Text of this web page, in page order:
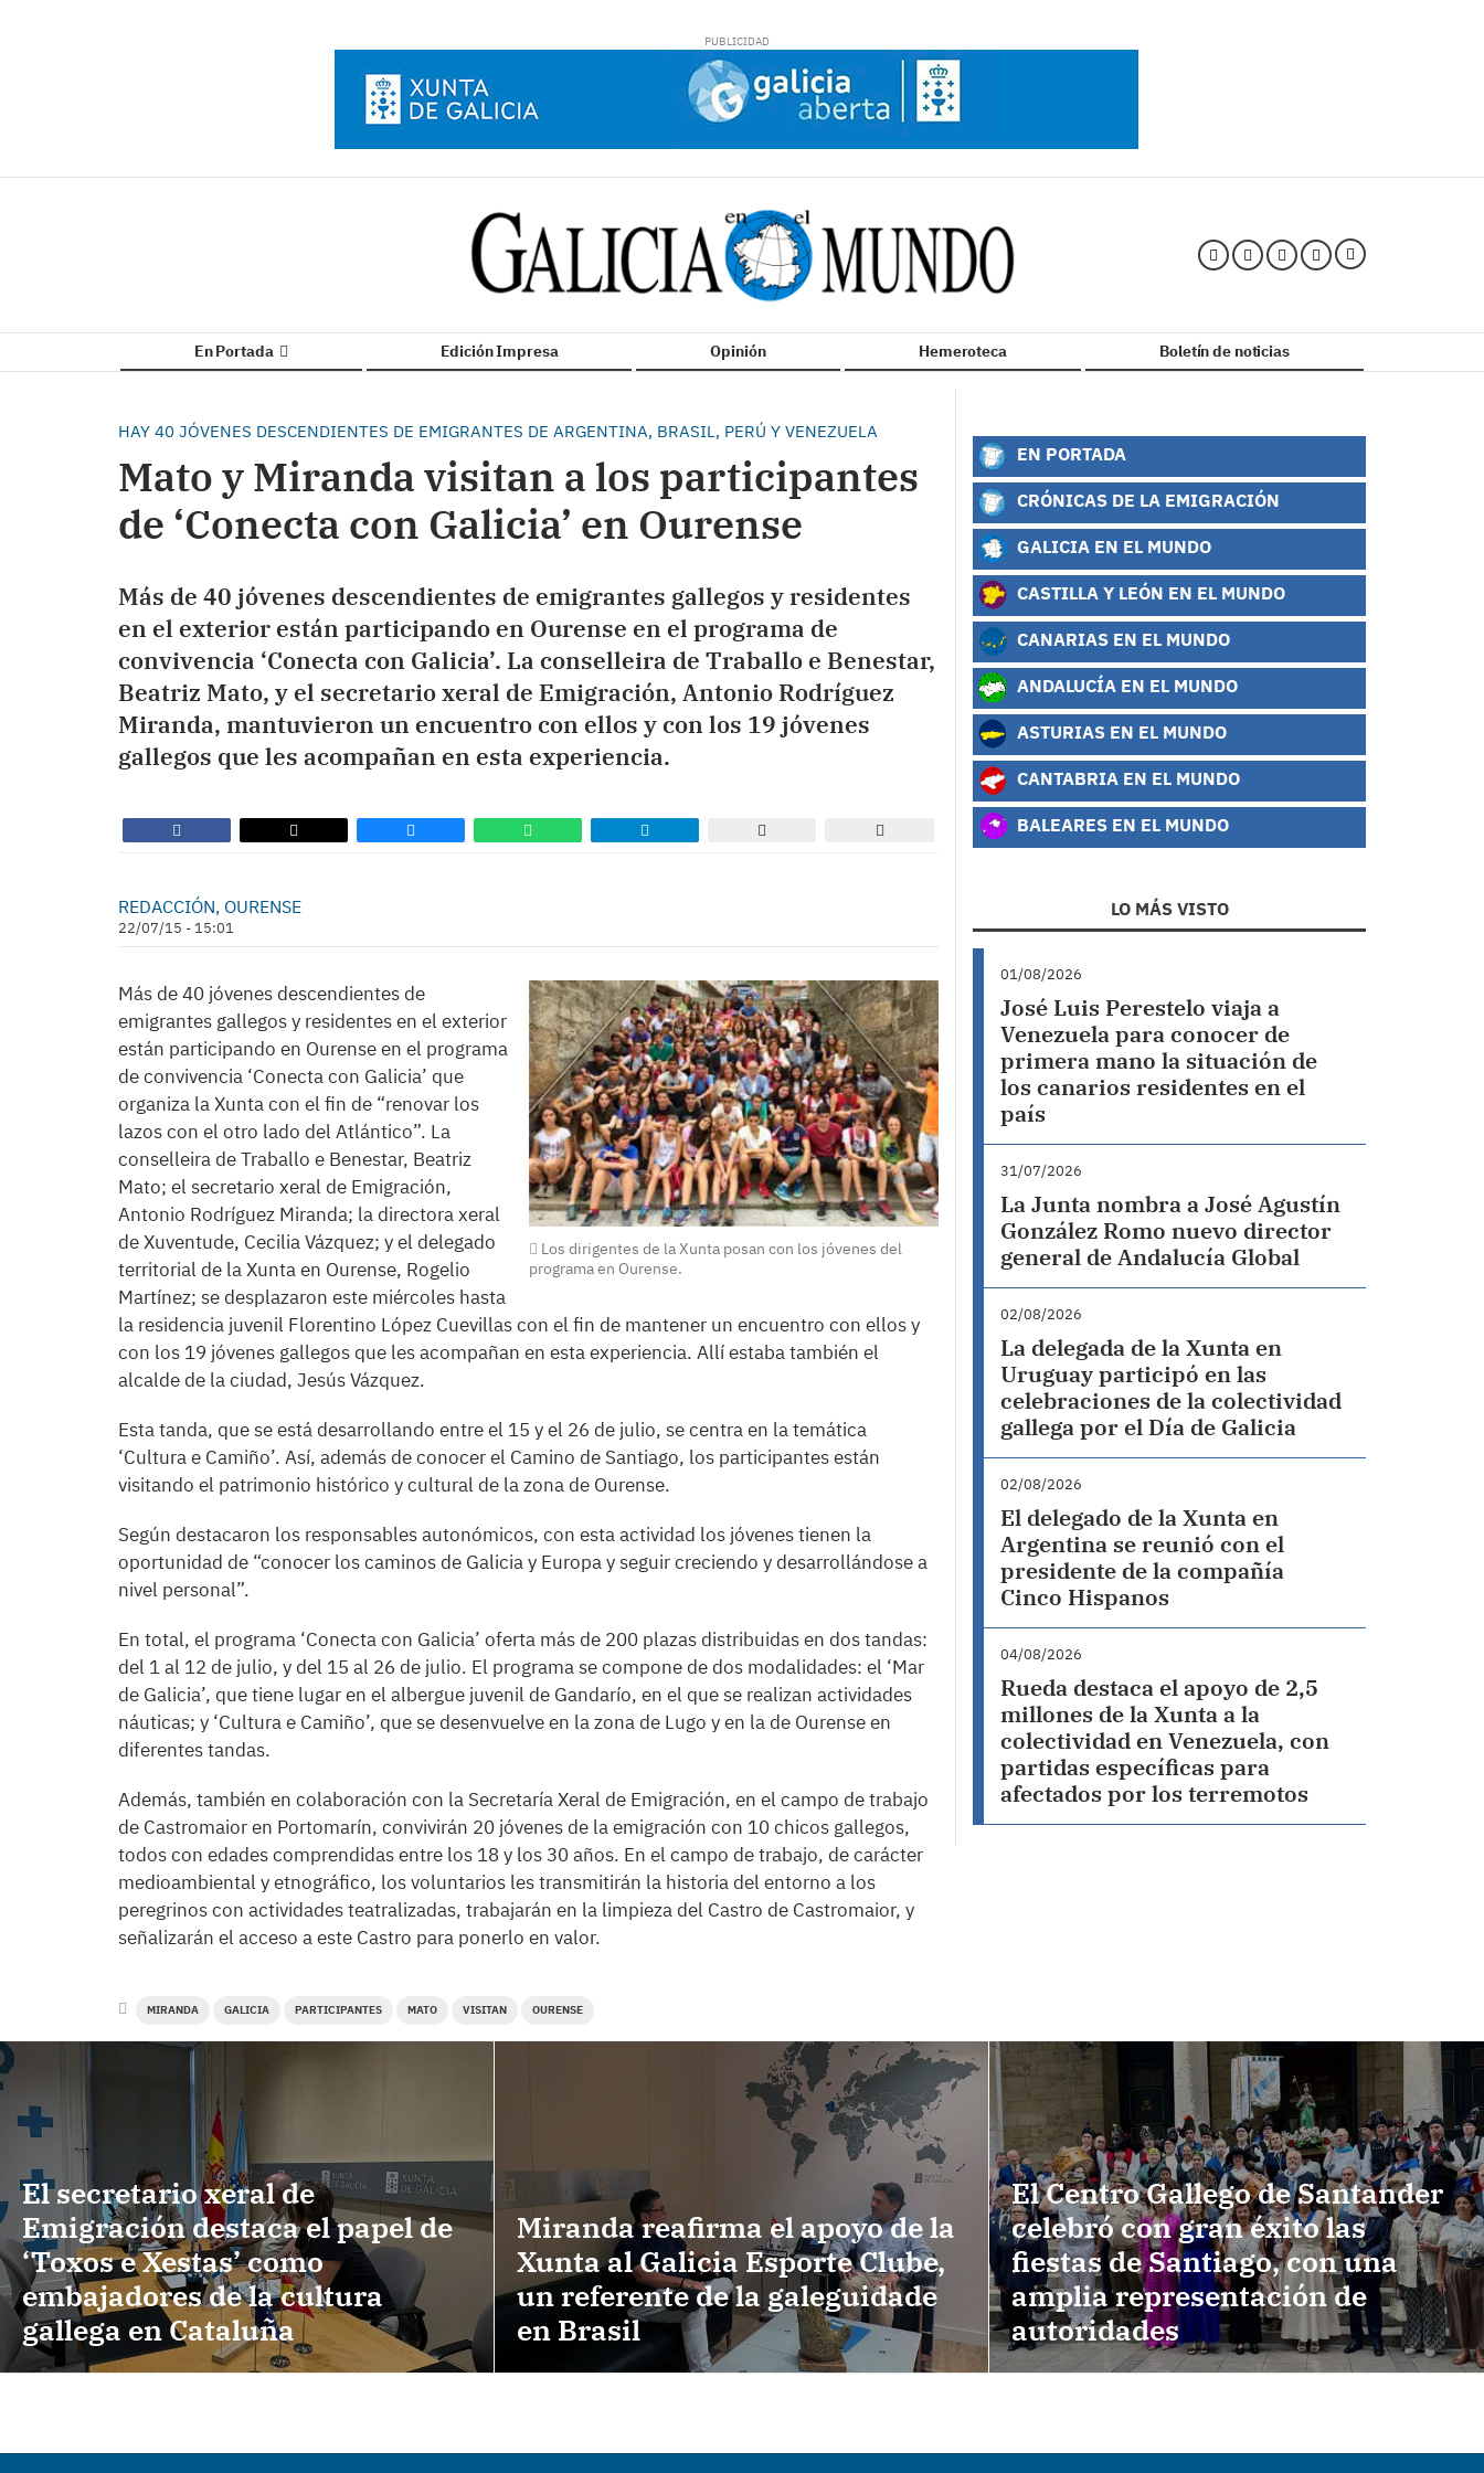
En Portada Edición Impresa Opinión Hemeroteca Boletín de noticias
HAY 40 JÓVENES DESCENDIENTES DE EMIGRANTES DE ARGENTINA, BRASIL, PERÚ Y VENEZUELA
Mato y Miranda visitan a los participantes
de ‘Conecta con Galicia’ en Ourense
Más de 40 jóvenes descendientes de emigrantes gallegos y residentes
en el exterior están participando en Ourense en el programa de
convivencia ‘Conecta con Galicia’. La conselleira de Traballo e Benestar,
Beatriz Mato, y el secretario xeral de Emigración, Antonio Rodríguez
Miranda, mantuvieron un encuentro con ellos y con los 19 jóvenes
gallegos que les acompañan en esta experiencia.
REDACCIÓN, OURENSE
22/07/15 - 15:01
Los dirigentes de la Xunta posan con los jóvenes del
programa en Ourense.
Más de 40 jóvenes descendientes de
emigrantes gallegos y residentes en el exterior
están participando en Ourense en el programa
de convivencia ‘Conecta con Galicia’ que
organiza la Xunta con el fin de “renovar los
lazos con el otro lado del Atlántico”. La
conselleira de Traballo e Benestar, Beatriz
Mato; el secretario xeral de Emigración,
Antonio Rodríguez Miranda; la directora xeral
de Xuventude, Cecilia Vázquez; y el delegado
territorial de la Xunta en Ourense, Rogelio
Martínez; se desplazaron este miércoles hasta
la residencia juvenil Florentino López Cuevillas con el fin de mantener un encuentro con ellos y
con los 19 jóvenes gallegos que les acompañan en esta experiencia. Allí estaba también el
alcalde de la ciudad, Jesús Vázquez.
Esta tanda, que se está desarrollando entre el 15 y el 26 de julio, se centra en la temática
‘Cultura e Camiño’. Así, además de conocer el Camino de Santiago, los participantes están
visitando el patrimonio histórico y cultural de la zona de Ourense.
Según destacaron los responsables autonómicos, con esta actividad los jóvenes tienen la
oportunidad de “conocer los caminos de Galicia y Europa y seguir creciendo y desarrollándose a
nivel personal”.
En total, el programa ‘Conecta con Galicia’ oferta más de 200 plazas distribuidas en dos tandas:
del 1 al 12 de julio, y del 15 al 26 de julio. El programa se compone de dos modalidades: el ‘Mar
de Galicia’, que tiene lugar en el albergue juvenil de Gandarío, en el que se realizan actividades
náuticas; y ‘Cultura e Camiño’, que se desenvuelve en la zona de Lugo y en la de Ourense en
diferentes tandas.
Además, también en colaboración con la Secretaría Xeral de Emigración, en el campo de trabajo
de Castromaior en Portomarín, convivirán 20 jóvenes de la emigración con 10 chicos gallegos,
todos con edades comprendidas entre los 18 y los 30 años. En el campo de trabajo, de carácter
medioambiental y etnográfico, los voluntarios les transmitirán la historia del entorno a los
peregrinos con actividades teatralizadas, trabajarán en la limpieza del Castro de Castromaior, y
señalizarán el acceso a este Castro para ponerlo en valor.
MIRANDA GALICIA PARTICIPANTES MATO VISITAN OURENSE
EN PORTADA
CRÓNICAS DE LA EMIGRACIÓN
GALICIA EN EL MUNDO
CASTILLA Y LEÓN EN EL MUNDO
CANARIAS EN EL MUNDO
ANDALUCÍA EN EL MUNDO
ASTURIAS EN EL MUNDO
CANTABRIA EN EL MUNDO
BALEARES EN EL MUNDO
LO MÁS VISTO
01/08/2026
José Luis Perestelo viaja a
Venezuela para conocer de
primera mano la situación de
los canarios residentes en el
país
31/07/2026
La Junta nombra a José Agustín
González Romo nuevo director
general de Andalucía Global
02/08/2026
La delegada de la Xunta en
Uruguay participó en las
celebraciones de la colectividad
gallega por el Día de Galicia
02/08/2026
El delegado de la Xunta en
Argentina se reunió con el
presidente de la compañía
Cinco Hispanos
04/08/2026
Rueda destaca el apoyo de 2,5
millones de la Xunta a la
colectividad en Venezuela, con
partidas específicas para
afectados por los terremotos
El secretario xeral de
Emigración destaca el papel de
‘Toxos e Xestas’ como
embajadores de la cultura
gallega en Cataluña
Miranda reafirma el apoyo de la
Xunta al Galicia Esporte Clube,
un referente de la galeguidade
en Brasil
El Centro Gallego de Santander
celebró con gran éxito las
fiestas de Santiago, con una
amplia representación de
autoridades